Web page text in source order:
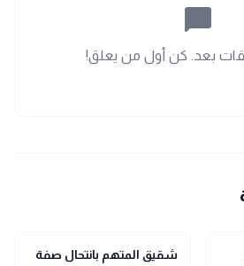
chat_bubble_outline
بعد. كن أول من يعلق!
الأخبار المحلية
شقيق المتهم بانتحال صفة